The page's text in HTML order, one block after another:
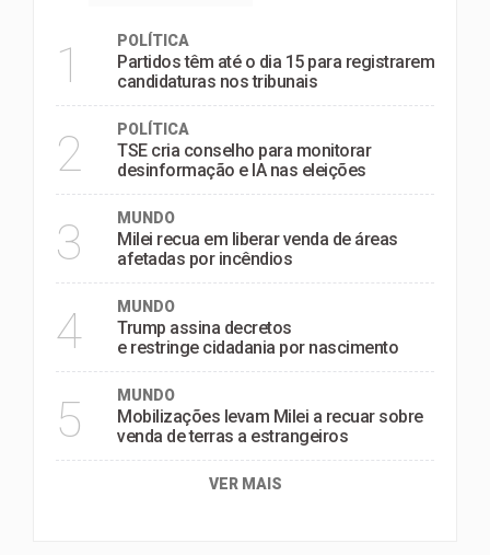
1 POLÍTICA
Partidos têm até o dia 15 para registrarem
candidaturas nos tribunais
2 POLÍTICA
TSE cria conselho para monitorar
desinformação e IA nas eleições
3 MUNDO
Milei recua em liberar venda de áreas
afetadas por incêndios
4 MUNDO
Trump assina decretos
e restringe cidadania por nascimento
5 MUNDO
Mobilizações levam Milei a recuar sobre
venda de terras a estrangeiros
VER MAIS